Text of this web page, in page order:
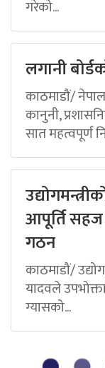
गरेको...
लगानी
काठमाडौं/
कानुनी,
सात महत्वपूर्ण
आपूर्ति सहज
गठन
काठमाडौं/
यादवले
ग्यासको...